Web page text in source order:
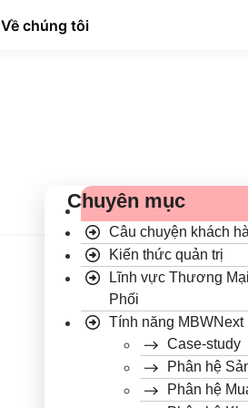
Về chúng tôi
Chuyên mục
Câu chuyện khách
Kiến thức quản trị
Lĩnh vực Thương
Phối
Tính năng MBWNext
Case-study
Phân hệ
Phân hệ